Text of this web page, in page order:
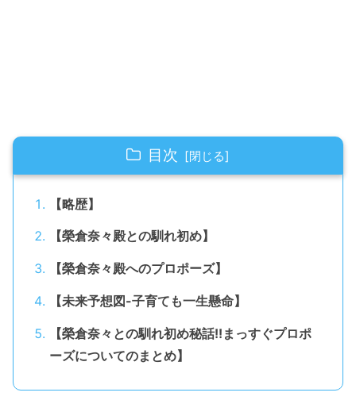
目次
【略歴】
【榮倉奈々殿との馴れ初め】
【榮倉奈々殿へのプロポーズ】
【未来予想図-子育ても一生懸命】
【榮倉奈々との馴れ初め秘話!!まっすぐプロポ
ーズについてのまとめ】